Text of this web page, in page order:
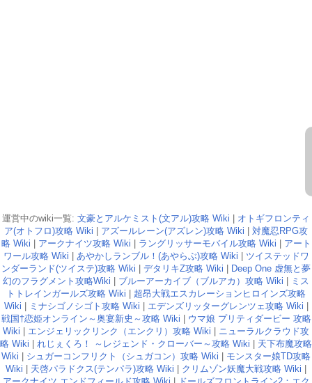
運営中のwiki一覧: 文豪とアルケミスト(文アル)攻略 Wiki | オトギフロンティ
ア(オトフロ)攻略 Wiki | アズールレーン(アズレン)攻略 Wiki | 対魔忍RPG攻
略 Wiki | アークナイツ攻略 Wiki | ラングリッサーモバイル攻略 Wiki | アート
ワール攻略 Wiki | あやかしランブル！(あやらぶ)攻略 Wiki | ツイステッドワ
ンダーランド(ツイステ)攻略 Wiki | デタリキZ攻略 Wiki | Deep One 虚無と夢
幻のフラグメント攻略Wiki | ブルーアーカイブ（ブルアカ）攻略 Wiki | ミス
トトレインガールズ攻略 Wiki | 超昂大戦エスカレーションヒロインズ攻略
Wiki | ミナシゴノシゴト攻略 Wiki | エデンズリッターグレンツェ攻略 Wiki |
戦国†恋姫オンライン～奥宴新史～攻略 Wiki | ウマ娘 プリティダービー 攻略
Wiki | エンジェリックリンク（エンクリ）攻略 Wiki | ニューラルクラウド攻
略 Wiki | れじぇくろ！ ～レジェンド・クローバー～攻略 Wiki | 天下布魔攻略
Wiki | シュガーコンフリクト（シュガコン）攻略 Wiki | モンスター娘TD攻略
Wiki | 天啓パラドクス(テンパラ)攻略 Wiki | クリムゾン妖魔大戦攻略 Wiki |